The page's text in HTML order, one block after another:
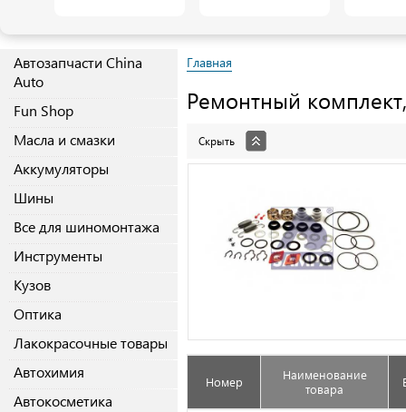
Автозапчасти China
Auto
Fun Shop
Масла и смазки
Аккумуляторы
Шины
Все для шиномонтажа
Инструменты
Кузов
Оптика
Лакокрасочные товары
Автохимия
Автокосметика
Главная
Ремонтный
Скрыть
Номер
Наименование
товара